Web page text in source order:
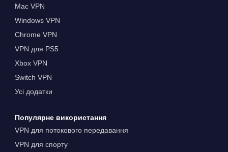
Mac VPN
Windows VPN
Chrome VPN
VPN для PS5
Xbox VPN
Switch VPN
Усі додатки
Популярне використання
VPN для потокового передавання
VPN для спорту